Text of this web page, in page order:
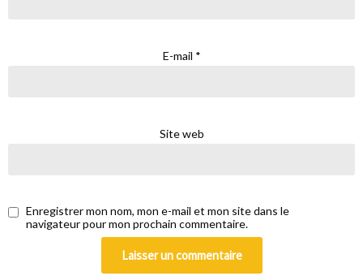
E-mail *
Site web
Enregistrer mon nom, mon e-mail et mon site dans le
navigateur pour mon prochain commentaire.